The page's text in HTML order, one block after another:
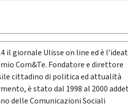
il giornale Ulisse on line ed è
Com&Te. Fondatore e direttore
cittadino di politica ed attualità
è stato dal 1998 al 2000
delle Comunicazioni Sociali